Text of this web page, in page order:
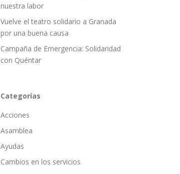
nuestra labor
Vuelve el teatro solidario a Granada
por una buena causa
Campaña de Emergencia: Solidaridad
con Quéntar
Categorías
Acciones
Asamblea
Ayudas
Cambios en los servicios